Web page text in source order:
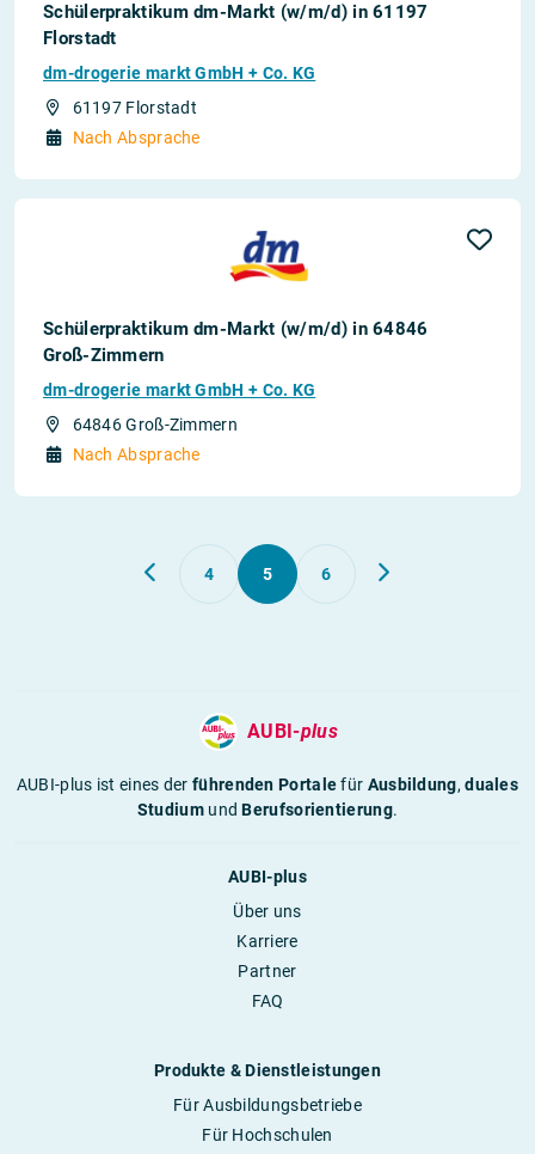
Schülerpraktikum dm-Markt (w/m/d) in 61197
Florstadt
dm-drogerie markt GmbH + Co. KG
61197 Florstadt
Nach Absprache
Schülerpraktikum dm-Markt (w/m/d) in 64846
Groß-Zimmern
dm-drogerie markt GmbH + Co. KG
64846 Groß-Zimmern
Nach Absprache
4 5 6
AUBI-plus
AUBI-plus ist eines derführenden Portalefür Ausbildung,duales
StudiumundBerufsorientierung.
AUBI-plus
Über uns
Karriere
Partner
FAQ
Produkte & Dienstleistungen
Für Ausbildungsbetriebe
Für Hochschulen